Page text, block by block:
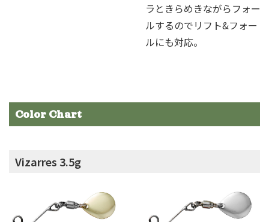
ラときらめきながらフォー
ルするのでリフト&フォー
ルにも対応。
Color Chart
Vizarres 3.5g